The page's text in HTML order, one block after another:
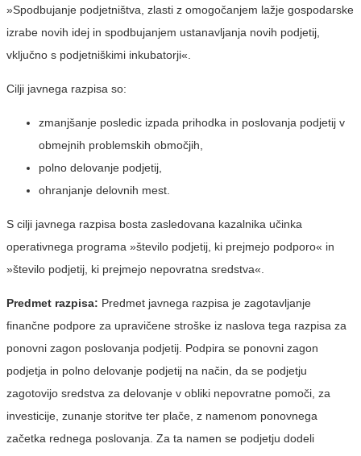
»Spodbujanje podjetništva, zlasti z omogočanjem lažje gospodarske
izrabe novih idej in spodbujanjem ustanavljanja novih podjetij,
vključno s podjetniškimi inkubatorji«.
Cilji javnega razpisa so:
zmanjšanje posledic izpada prihodka in poslovanja podjetij v
obmejnih problemskih območjih,
polno delovanje podjetij,
ohranjanje delovnih mest.
S cilji javnega razpisa bosta zasledovana kazalnika učinka
operativnega programa »število podjetij, ki prejmejo podporo« in
»število podjetij, ki prejmejo nepovratna sredstva«.
Predmet razpisa: Predmet javnega razpisa je zagotavljanje
finančne podpore za upravičene stroške iz naslova tega razpisa za
ponovni zagon poslovanja podjetij. Podpira se ponovni zagon
podjetja in polno delovanje podjetij na način, da se podjetju
zagotovijo sredstva za delovanje v obliki nepovratne pomoči, za
investicije, zunanje storitve ter plače, z namenom ponovnega
začetka rednega poslovanja. Za ta namen se podjetju dodeli